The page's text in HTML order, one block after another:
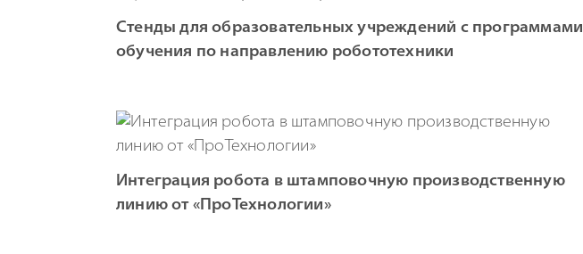
Стенды для образовательных учреждений с программами
обучения по направлению робототехники
Интеграция робота в штамповочную производственную
линию от «ПроТехнологии»